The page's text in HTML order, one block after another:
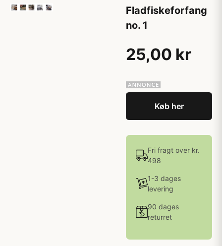
Fladfiskeforfang
no. 1
25,00 kr
Køb her
Fri fragt over kr.
498
1-3 dages
levering
90 dages
returret